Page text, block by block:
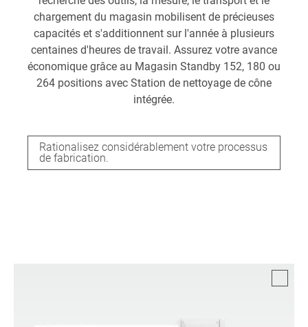
chargement du magasin mobilisent de précieuses
capacités et s'additionnent sur l'année à plusieurs
centaines d'heures de travail. Assurez votre avance
économique grâce au Magasin Standby 152, 180 ou
264 positions avec Station de nettoyage de cône
intégrée.
Rationalisez considérablement votre processus
de fabrication.